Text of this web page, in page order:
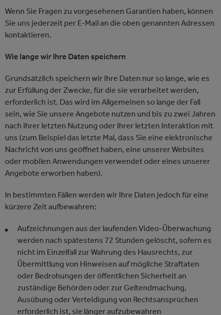
Wenn Sie Fragen zu vorgesehenen Garantien haben, können
Sie uns jederzeit per E-Mail an die oben genannten Adressen
kontaktieren.
Wie lange wir Ihre Daten speichern
Grundsätzlich speichern wir Ihre Daten nur so lange, wie es
zur Erfüllung der Zwecke, für die sie verarbeitet werden,
erforderlich ist. Das wird im Allgemeinen so lange der Fall
sein, wie Sie unsere Angebote nutzen und bis zu zwei Jahren
nach Ihrer letzten Nutzung oder Ihrer letzten Interaktion mit
uns (zum Beispiel das letzte Mal, dass Sie eine elektronische
Nachricht von uns geöffnet haben, eine unserer Websites
oder mobilen Anwendungen verwendet oder eines unserer
Angebote erworben haben).
In bestimmten Fällen werden wir Ihre Daten jedoch für eine
kürzere Zeit aufbewahren:
Aufzeichnungen aus der laufenden Video-Überwachung
werden nach spätestens 72 Stunden gelöscht, sofern es
nicht im Einzelfall zur Wahrung des Hausrechts, zur
Übermittlung von Hinweisen auf mögliche Straftaten
oder Bedrohungen der öffentlichen Sicherheit an
zuständige Behörden oder zur Geltendmachung,
Ausübung oder Verteidigung von Rechtsansprüchen
erforderlich ist, sie länger aufzubewahren